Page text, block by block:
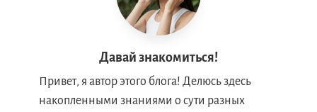
Давай знакомиться!
Привет, я автор этого блога! Делюсь здесь
накопленными знаниями о сути разных